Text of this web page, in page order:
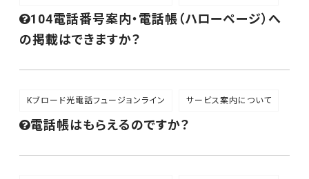
104電話番号案内・電話帳（ハローページ）へ
の掲載はできますか？
Kブロード光電話フュージョンライン サービス案内について
電話帳はもらえるのですか？